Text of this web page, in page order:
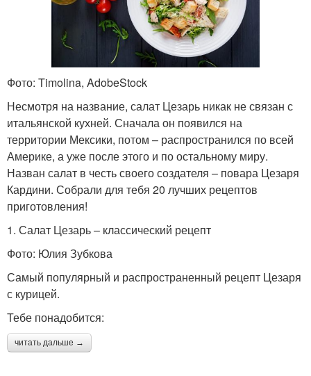
Фото: Timolina, AdobeStock
Несмотря на название, салат Цезарь никак не связан с
итальянской кухней. Сначала он появился на
территории Мексики, потом – распространился по всей
Америке, а уже после этого и по остальному миру.
Назван салат в честь своего создателя – повара Цезаря
Кардини. Собрали для тебя 20 лучших рецептов
приготовления!
1. Салат Цезарь – классический рецепт
Фото: Юлия Зубкова
Самый популярный и распространенный рецепт Цезаря
с курицей.
Тебе понадобится:
читать дальше →